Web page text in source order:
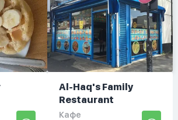
Al-Haq's Family
Restaurant
Кафе